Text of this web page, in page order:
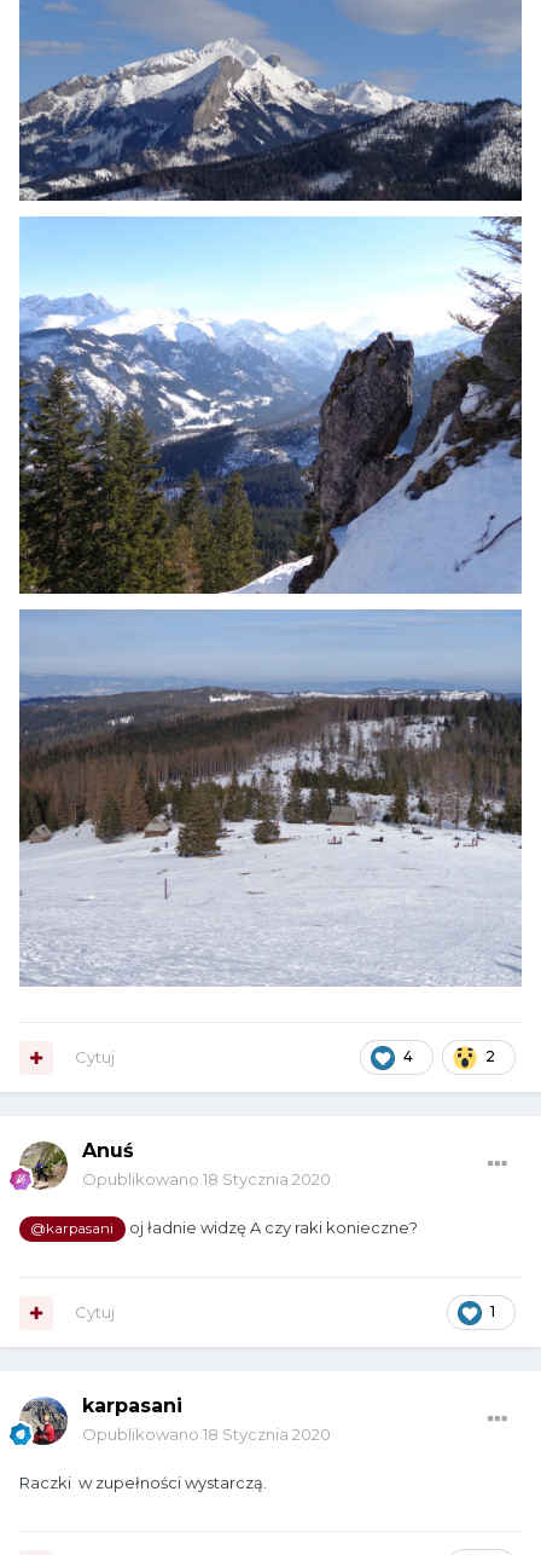
4 2
Cytuj
Anuś
Opublikowano 18 Stycznia 2020
@karpasani oj ładnie widzę A czy raki konieczne?
1
Cytuj
karpasani
Opublikowano 18 Stycznia 2020
Raczki w zupełności wystarczą.